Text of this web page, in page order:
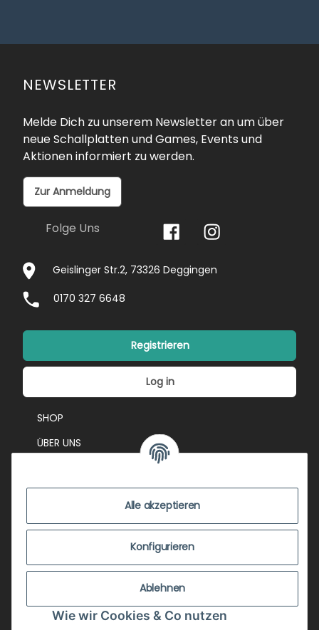
Alle akzeptieren
Konfigurieren
Ablehnen
Wie wir Cookies & Co nutzen
NEWSLETTER
Melde Dich zu unserem Newsletter an um über
neue Schallplatten und Games, Events und
Aktionen informiert zu werden.
Zur Anmeldung
Folge Uns
Geislinger Str.2, 73326 Deggingen
0170 327 6648
Registrieren
Log in
SHOP
ÜBER UNS
ZUSTANDSBEWERTUNG
ZAHLUNGSMÖGLICHKEITEN
AGB